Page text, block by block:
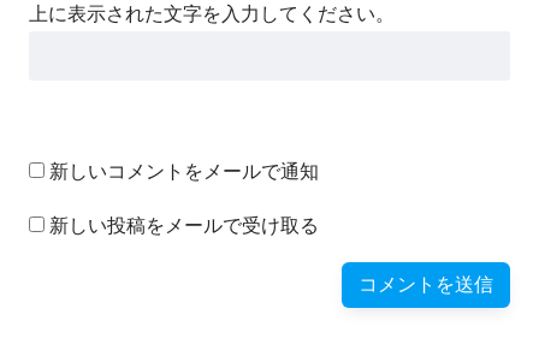
上に表示された文字を入力してください。
新しいコメントをメールで通知
新しい投稿をメールで受け取る